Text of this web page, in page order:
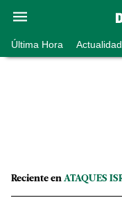
Última Hora Actualidad
Reciente en ATAQUES